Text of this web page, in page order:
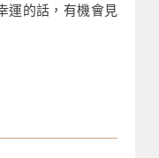
運的話，有機會見